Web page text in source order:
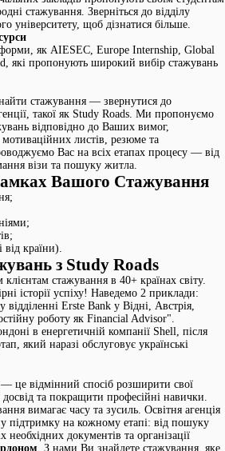
стажування. Зверніться до відділу
університету, щоб дізнатися більше.
як AIESEC, Europe Internship, Global
які пропонують широкий вибір стажувань
стажування — звернутися до
такої як Study Roads. Ми пропонуємо
відповідно до Ваших вимог,
листів, резюме та
Вас на всіх етапах процесу — від
візи та пошуку житла.
Вашого Стажування
країни).
з Study Roads
стажування в 40+ країнах світу.
історії успіху! Наведемо 2 приклади:
відділенні Erste Bank у Відні, Австрія,
роботу як Financial Advisor".
в енергетичній компанії Shell, після
який наразі обслуговує українські
— це відмінний спосіб розширити свої
та покращити професійні навички.
вимагає часу та зусиль. Освітня агенція
підтримку на кожному етапі: від пошуку
документів та організації
. З нами Ви знайдете стажування, яке